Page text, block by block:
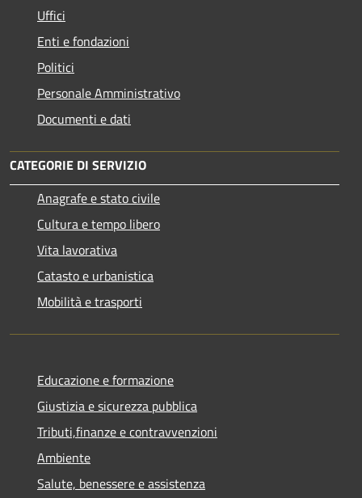
Uffici
Enti e fondazioni
Politici
Personale Amministrativo
Documenti e dati
CATEGORIE DI SERVIZIO
Anagrafe e stato civile
Cultura e tempo libero
Vita lavorativa
Catasto e urbanistica
Mobilità e trasporti
Educazione e formazione
Giustizia e sicurezza pubblica
Tributi,finanze e contravvenzioni
Ambiente
Salute, benessere e assistenza